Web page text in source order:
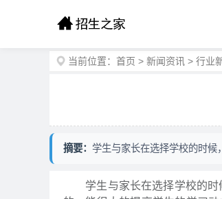
当前位置： 首页 > 新闻资讯 > 行业
摘要： 学生与家长在选择学校的时候
学生与家长在选择学校的时